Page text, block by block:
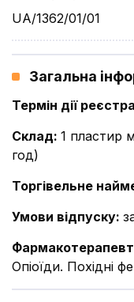
UA/1362/01/01
Загальна
Термін дії
Склад: 1 пластир
год)
Торгівельне
Умови відпуску:
Опіоїди. Похідні